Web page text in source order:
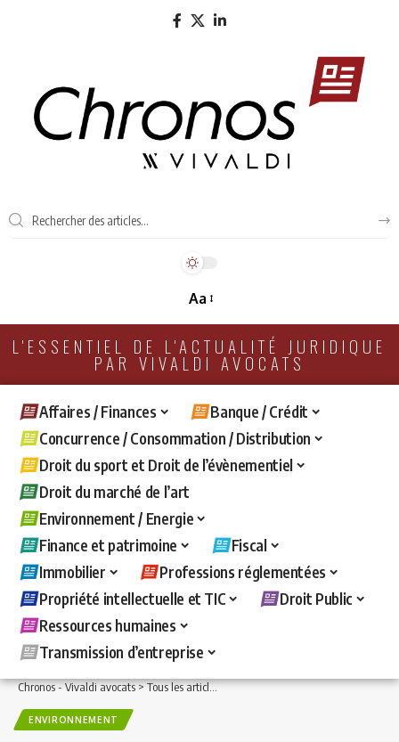
Aa
L'ESSENTIEL DE L'ACTUALITÉ JURIDIQUE
PAR VIVALDI AVOCATS
Affaires / Finances
Banque / Crédit
Concurrence / Consommation / Distribution
Droit du sport et Droit de l’évènementiel
Droit du marché de l’art
Environnement / Energie
Finance et patrimoine
Fiscal
Immobilier
Professions réglementées
Propriété intellectuelle et TIC
Droit Public
Ressources humaines
Transmission d’entreprise
Chronos - Vivaldi avocats>Tous les articles >Environnement / Energie>
ENVIRONNEMENT